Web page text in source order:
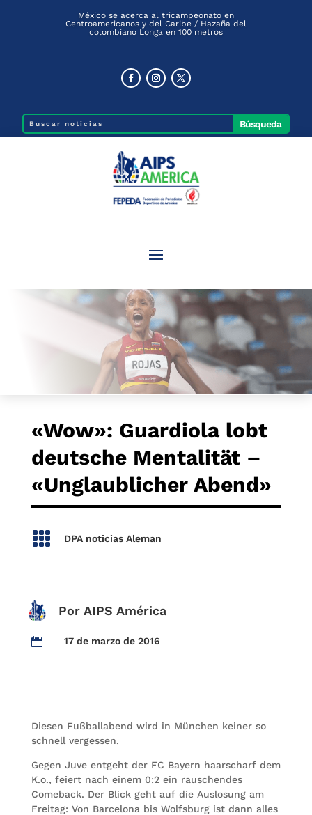
México se acerca al tricampeonato en
Centroamericanos y del Caribe / Hazaña del
colombiano Longa en 100 metros
«Wow»: Guardiola lobt
deutsche Mentalität –
«Unglaublicher Abend»
 DPA noticias Aleman
Por AIPS América
 17 de marzo de 2016
Diesen Fußballabend wird in München keiner so
schnell vergessen.
Gegen Juve entgeht der FC Bayern haarscharf dem
K.o., feiert nach einem 0:2 ein rauschendes
Comeback. Der Blick geht auf die Auslosung am
Freitag: Von Barcelona bis Wolfsburg ist dann alles